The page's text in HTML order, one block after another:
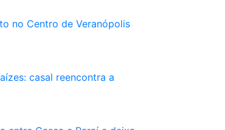
no Centro de Veranópolis
casal reencontra a